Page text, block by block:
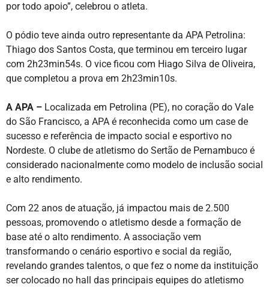
por todo apoio”, celebrou o atleta.
O pódio teve ainda outro representante da APA Petrolina:
Thiago dos Santos Costa, que terminou em terceiro lugar
com 2h23min54s. O vice ficou com Hiago Silva de Oliveira,
que completou a prova em 2h23min10s.
A APA – Localizada em Petrolina (PE), no coração do Vale
do São Francisco, a APA é reconhecida como um case de
sucesso e referência de impacto social e esportivo no
Nordeste. O clube de atletismo do Sertão de Pernambuco é
considerado nacionalmente como modelo de inclusão social
e alto rendimento.
Com 22 anos de atuação, já impactou mais de 2.500
pessoas, promovendo o atletismo desde a formação de
base até o alto rendimento. A associação vem
transformando o cenário esportivo e social da região,
revelando grandes talentos, o que fez o nome da instituição
ser colocado no hall das principais equipes do atletismo